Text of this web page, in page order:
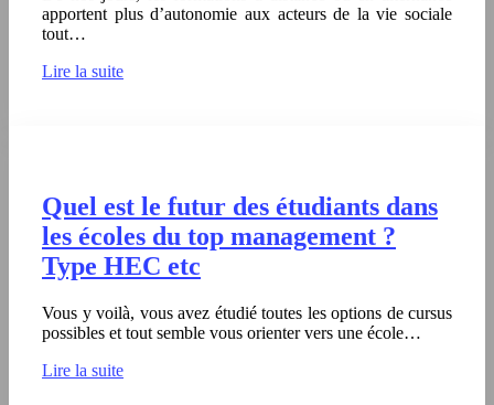
apportent plus d’autonomie aux acteurs de la vie sociale
tout…
Lire la suite
Quel est le futur des étudiants dans
les écoles du top management ?
Type HEC etc
Vous y voilà, vous avez étudié toutes les options de cursus
possibles et tout semble vous orienter vers une école…
Lire la suite